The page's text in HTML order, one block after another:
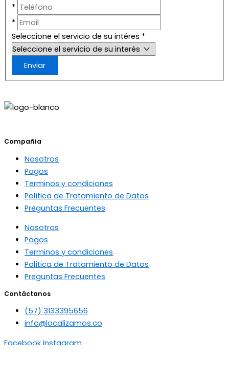
*
*
Seleccione el servicio de su intéres *
Enviar
Compañía
Nosotros
Pagos
Terminos y condiciones
Política de Tratamiento de Datos
Preguntas Frecuentes
Nosotros
Pagos
Terminos y condiciones
Política de Tratamiento de Datos
Preguntas Frecuentes
Contáctanos
(57) 3133395656
info@localizamos.co
Facebook Instagram